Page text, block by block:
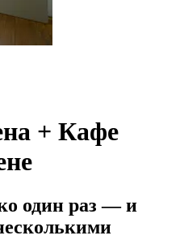
+ Кафе
один раз — и